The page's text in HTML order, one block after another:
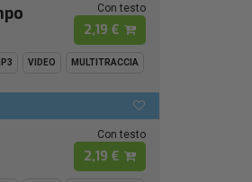
Con testo
2,19 €
VIDEO MULTITRACCIA
Con testo
2,19 €